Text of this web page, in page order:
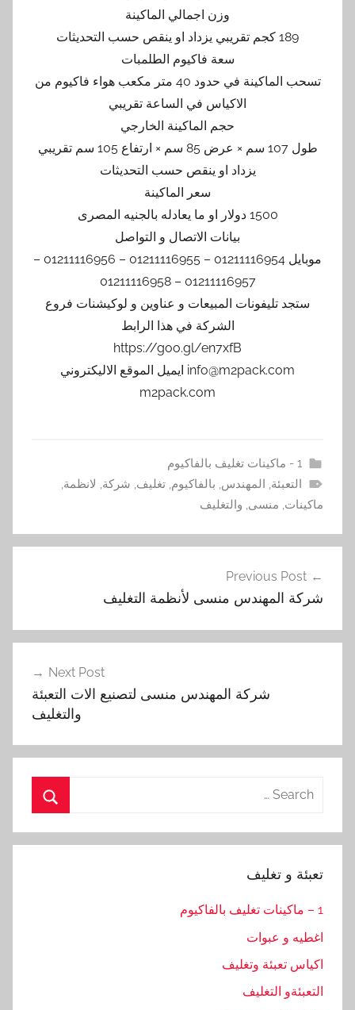
وزن اجمالي الماكينة
189 كجم تقريبي يزداد او ينقص حسب التحديثات
سعة فاكيوم الطلمبات
تسحب الماكينة في حدود 40 متر مكعب هواء فاكيوم من
الاكياس في الساعة تقريبي
حجم الماكينة الخارجي
طول 107 سم × عرض 85 سم × ارتفاع 105 سم تقريبي
يزداد او ينقص حسب التحديثات
سعر الماكينة
1500 دولار او ما يعادله بالجنيه المصرى
بيانات الاتصال و التواصل
موبايل 01211116954 – 01211116955 – 01211116956 –
01211116957 – 01211116958
ستجد تليفونات المبيعات و عناوين و لوكيشنات فروع
الشركة في هذا الرابط
https://goo.gl/en7xfB
info@m2pack.com ايميل الموقع الاليكتروني
m2pack.com
1 - ماكينات تغليف بالفاكيوم
التعبئة, المهندس, بالفاكيوم,تغليف, شركة, لانظمة,
ماكينات, منسى, والتغليف
المقالات
Previous Post
شركة المهندس منسى لأنظمة التغليف
Next Post
شركة المهندس منسى لتصنيع الات التعبئة
والتغليف
Search
تعبئة و تغليف
1 – ماكينات تغليف بالفاكيوم
اغطيه و عبوات
اكياس تعبئة وتغليف
التعبئةو التغليف